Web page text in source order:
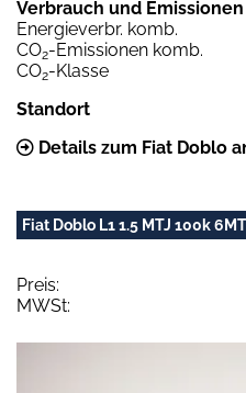
Verbrauch und Emissionen
Energieverbr. komb.
CO2-Emissionen komb.
CO2-Klasse
Standort
Details zum Fiat Doblo
Fiat Doblo L1 1.5 MTJ 100k
Preis:
MWSt: